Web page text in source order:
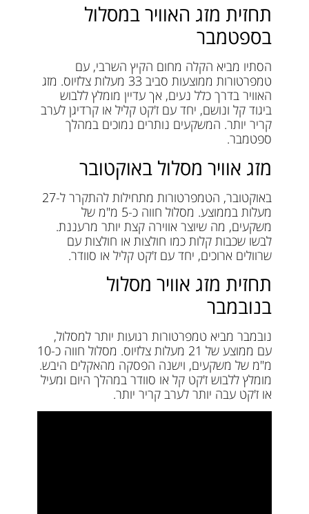
תחזית מזג האוויר במסלול
בספטמבר
הסתיו מביא הקלה מחום הקיץ השרבי, עם
טמפרטורות ממוצעות סביב 33 מעלות צלזיוס. מזג
האוויר בדרך כלל נעים, אך עדיין מומלץ ללבוש
ביגוד קל ונושם, יחד עם ז'קט קליל או קרדיגן לערב
קריר יותר. המשקעים נותרים נמוכים במהלך
ספטמבר.
מזג אוויר מסלול באוקטובר
באוקטובר, הטמפרטורות מתחילות להתקרר ל-27
מעלות בממוצע. מסלול חווה כ-5 מ"מ של
משקעים, מה שיוצר אווירה קצת יותר מרעננת.
לבשו שכבות קלות כמו חולצות או חולצות עם
שרוולים ארוכים, יחד עם ז'קט קליל או סוודר.
תחזית מזג אוויר מסלול
בנובמבר
נובמבר מביא טמפרטורות רגועות יותר למסלול,
עם ממוצע של 21 מעלות צלזיוס. מסלול חווה כ-10
מ"מ של משקעים, וישנה הפסקה מהאקלים היבש.
מומלץ ללבוש ז'קט קל או סוודר במהלך היום ומעיל
או ז'קט עבה יותר לערב קריר יותר.